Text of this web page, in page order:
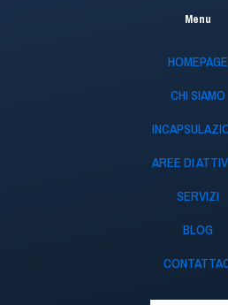
Menu
HOMEPAGE
CHI SIAMO
AREE DI
SERVIZI
BLOG